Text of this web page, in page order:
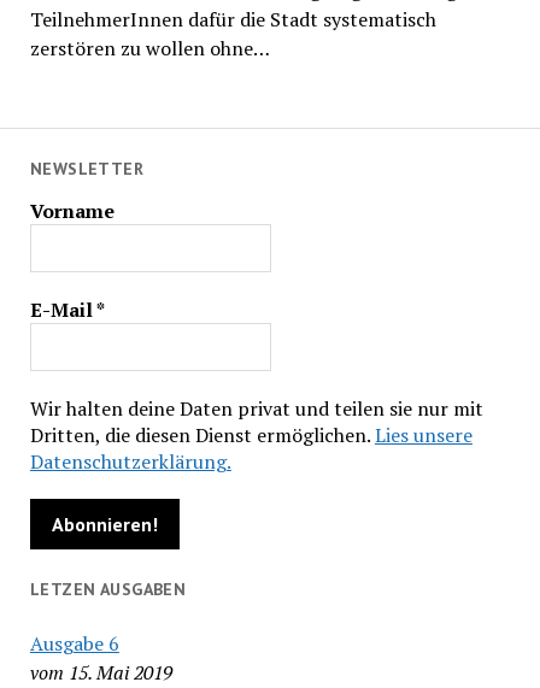
NEWSLETTER
Vorname
E-Mail*
Wir halten deine Daten privat und teilen sie nur mit
Dritten, die diesen Dienst ermöglichen.Lies unsere
Datenschutzerklärung.
LETZEN AUSGABEN
Ausgabe 6
vom 15. Mai 2019
TeilnehmerInnen dafür die Stadt systematisch
zerstören zu wollen ohne…